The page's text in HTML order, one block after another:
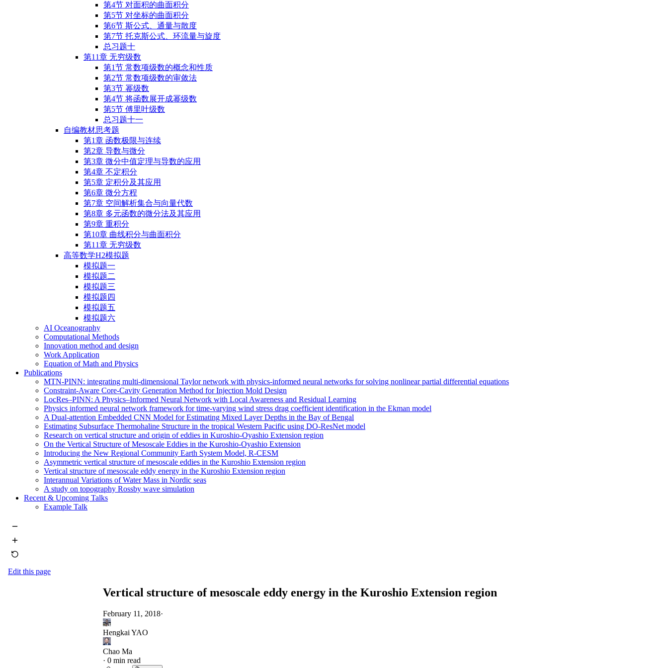
第4节 对⾯积的曲⾯积分
第5节 对坐标的曲⾯积分
第6节 斯公式、通量与散度
第7节 托克斯公式、环流量与旋度
总习题十
第11章 无穷级数
第1节 常数项级数的概念和性质
第2节 常数项级数的审敛法
第3节 幂级数
第4节 将函数展开成幂级数
第5节 傅⾥叶级数
总习题十一
自编教材思考题
第1章 函数极限与连续
第2章 导数与微分
第3章 微分中值定理与导数的应用
第4章 不定积分
第5章 定积分及其应用
第6章 微分方程
第7章 空间解析集合与向量代数
第8章 多元函数的微分法及其应用
第9章 重积分
第10章 曲线积分与曲面积分
第11章 无穷级数
高等数学H2模拟题
模拟题一
模拟题二
模拟题三
模拟题四
模拟题五
模拟题六
AI Oceanography
Computational Methods
Innovation method and design
Work Application
Equation of Math and Physics
Publications
MTN-PINN: integrating multi-dimensional Taylor network with physics-informed neural networks for solving nonlinear partial differential equations
Constraint-Aware Core-Cavity Generation Method for Injection Mold Design
LocRes–PINN: A Physics–Informed Neural Network with Local Awareness and Residual Learning
Physics informed neural network framework for time-varying wind stress drag coefficient identification in the Ekman model
A Dual-attention Embedded CNN Model for Estimating Mixed Layer Depths in the Bay of Bengal
Estimating Subsurface Thermohaline Structure in the tropical Western Pacific using DO-ResNet model
Research on vertical structure and origin of eddies in Kuroshio-Oyashio Extension region
On the Vertical Structure of Mesoscale Eddies in the Kuroshio-Oyashio Extension
Introducing the New Regional Community Earth System Model, R-CESM
Asymmetric vertical structure of mesoscale eddies in the Kuroshio Extension region
Vertical structure of mesoscale eddy energy in the Kuroshio Extension region
Interannual Variations of Water Mass in Nordic seas
A study on topography Rossby wave simulation
Recent & Upcoming Talks
Example Talk
Edit this page
Vertical structure of mesoscale eddy energy in the Kuroshio Extension region
February 11, 2018·
Hengkai YAO
Chao Ma
· 0 min read